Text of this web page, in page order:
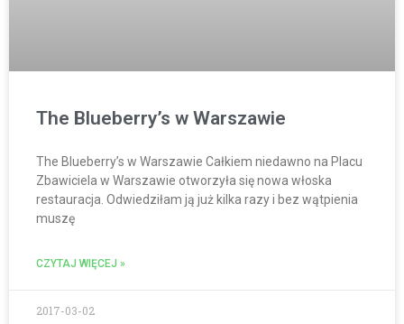
The Blueberry’s w Warszawie
The Blueberry’s w Warszawie Całkiem niedawno na Placu
Zbawiciela w Warszawie otworzyła się nowa włoska
restauracja. Odwiedziłam ją już kilka razy i bez wątpienia
muszę
CZYTAJ WIĘCEJ »
2017-03-02